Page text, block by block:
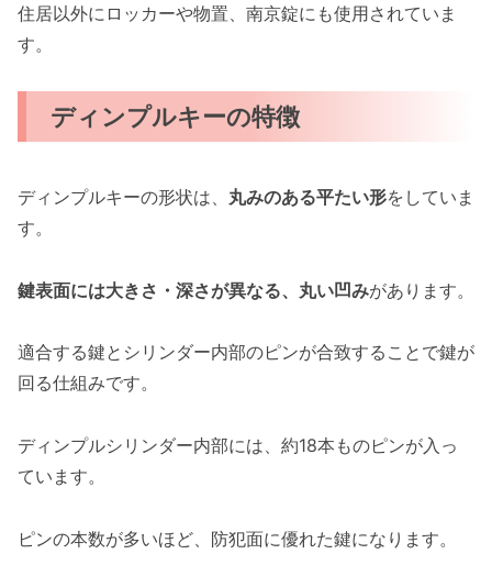
住居以外にロッカーや物置、南京錠にも使用されていま
す。
ディンプルキーの特徴
ディンプルキーの形状は、 丸みのある平たい形をしていま
す。
鍵表面には大きさ・深さが異なる、丸い凹みがあります。
適合する鍵とシリンダー内部のピンが合致することで鍵が
回る仕組みです。
ディンプルシリンダー内部には、約18本ものピンが入っ
ています。
ピンの本数が多いほど、防犯面に優れた鍵になります。